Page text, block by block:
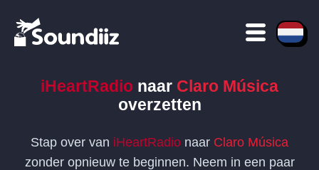
iHeartRadio naar Claro Música
overzetten
Stap over van iHeartRadio naar Claro Música
zonder opnieuw te beginnen. Neem in een paar